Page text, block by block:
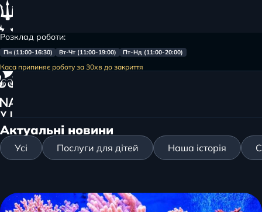
Розклад роботи:
Пн (11:00-16:30) Вт-Чт (11:00-19:00) Пт-Нд (11:00-20:00)
Каса припиняє роботу за 30хв до закриття
Головна
Актуальні новини
Усі Послуги для дітей Наша історія